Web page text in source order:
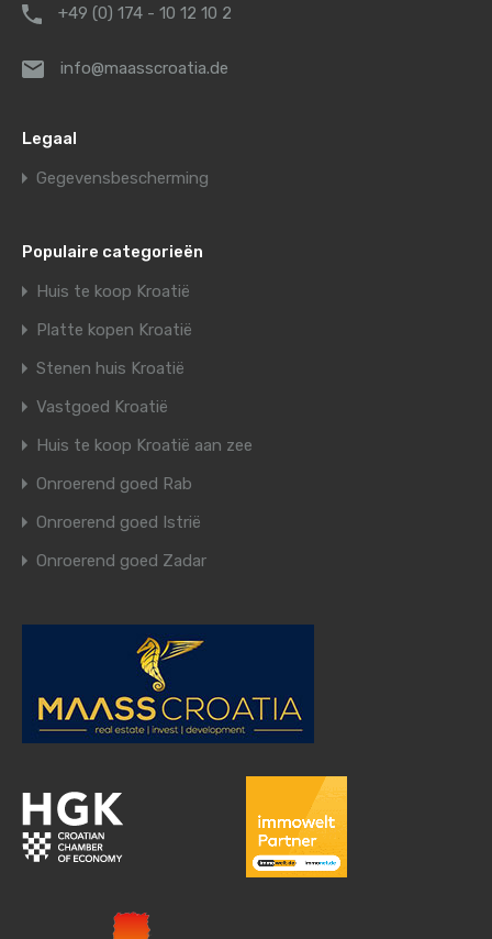
+49 (0) 174 - 10 12 10 2
info@maasscroatia.de
Legaal
Gegevensbescherming
Populaire categorieën
Huis te koop Kroatië
Platte kopen Kroatië
Stenen huis Kroatië
Vastgoed Kroatië
Huis te koop Kroatië aan zee
Onroerend goed Rab
Onroerend goed Istrië
Onroerend goed Zadar